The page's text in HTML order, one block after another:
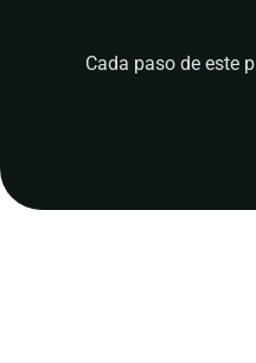
Cada paso de este